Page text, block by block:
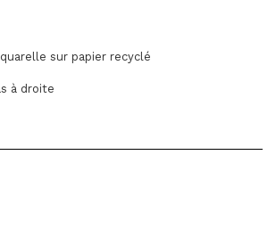
sur papier recyclé
à droite